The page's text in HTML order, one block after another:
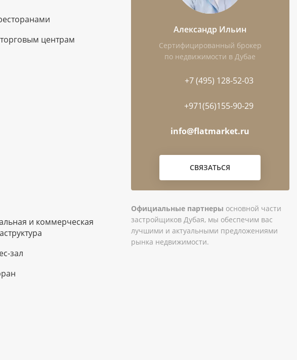
центрам
и коммерческая
зал
Александр Ильин
Сертифицированный брокер
по недвижимости в Дубае
+7 (495) 128-52-03
+971(56)155-90-29
info@flatmarket.ru
СВЯЗАТЬСЯ
Официальные партнеры основной части
застройщиков Дубая, мы обеспечим вас
лучшими и актуальными предложениями
рынка недвижимости.